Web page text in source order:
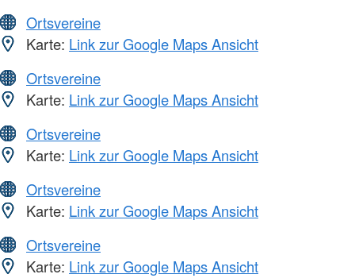
Ortsvereine
Karte: Link zur Google Maps Ansicht
Ortsvereine
Karte: Link zur Google Maps Ansicht
Ortsvereine
Karte: Link zur Google Maps Ansicht
Ortsvereine
Karte: Link zur Google Maps Ansicht
Ortsvereine
Karte: Link zur Google Maps Ansicht